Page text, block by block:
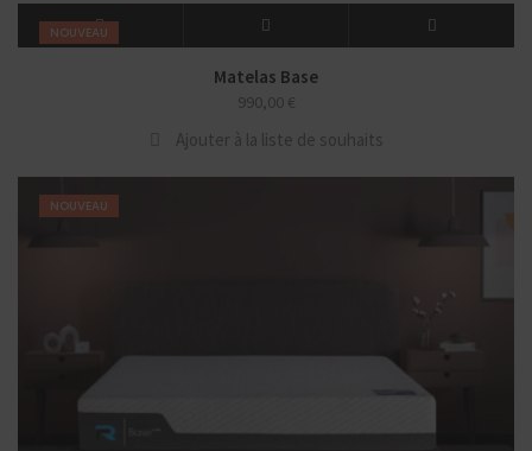
NOUVEAU
Matelas Base
990,00 €
Ajouter à la liste de souhaits
NOUVEAU